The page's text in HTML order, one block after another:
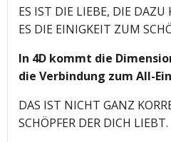
ES IST DIE LIEBE, DIE
ES DIE EINIGKEIT ZUM
In 4D kommt die
die Verbindung zum All-
DAS IST NICHT GANZ
SCHÖPFER DER DICH LIEBT.